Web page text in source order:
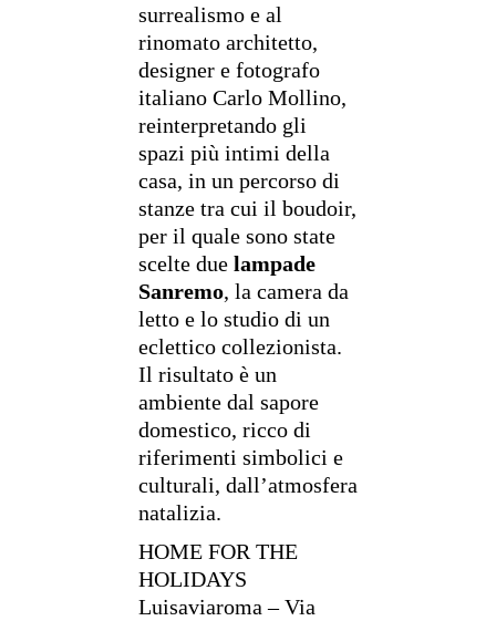
surrealismo e al
rinomato architetto,
designer e fotografo
italiano Carlo Mollino,
reinterpretando gli
spazi più intimi della
casa, in un percorso di
stanze tra cui il boudoir,
per il quale sono state
scelte due lampade
Sanremo, la camera da
letto e lo studio di un
eclettico collezionista.
Il risultato è un
ambiente dal sapore
domestico, ricco di
riferimenti simbolici e
culturali, dall’atmosfera
natalizia.
HOME FOR THE
HOLIDAYS
Luisaviaroma – Via